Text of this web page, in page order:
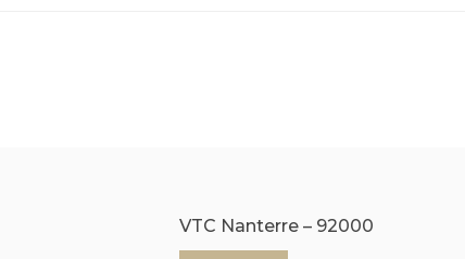
VTC Nanterre – 92000